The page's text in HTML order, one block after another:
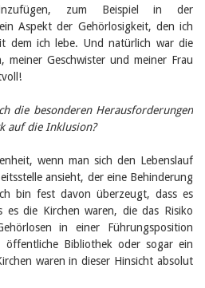
zum Beispiel in der
Aspekt der Gehörlosigkeit, den ich
dem ich lebe. Und natürlich war die
meiner Geschwister und meiner Frau
die besonderen Herausforderungen
auf die Inklusion?
wenn man sich den Lebenslauf
ansieht, der eine Behinderung
bin fest davon überzeugt, dass es
die Kirchen waren, die das Risiko
in einer Führungsposition
Bibliothek oder sogar ein
waren in dieser Hinsicht absolut